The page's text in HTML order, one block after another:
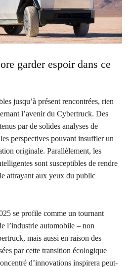
garder espoir dans ce
jusqu’à présent rencontrées, rien
l’avenir du Cybertruck. Des
par de solides analyses de
perspectives pouvant insuffler un
originale. Parallèlement, les
sont susceptibles de rendre
attrayant aux yeux du public
se profile comme un tournant
l’industrie automobile – non
mais aussi en raison des
par cette transition écologique
d’innovations inspirera peut-